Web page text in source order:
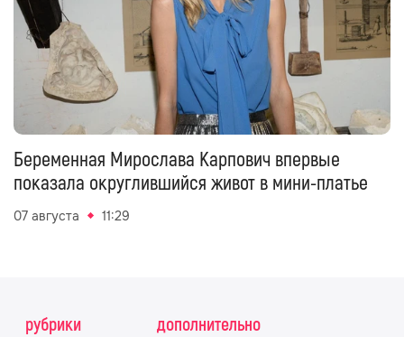
Беременная Мирослава Карпович впервые
показала округлившийся живот в мини-платье
07 августа 11:29
рубрики
дополнительно